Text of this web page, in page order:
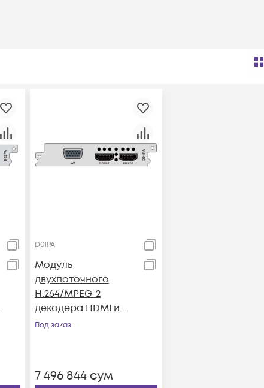
D01PA
Модуль
двухпоточного
H.264/MPEG-2
декодера HDMI и
CVBS D01PA для DCP-
Под заказ
7 496 844сум